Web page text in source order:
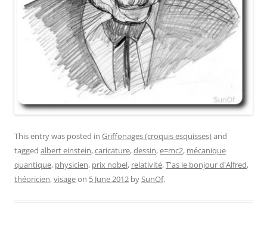
This entry was posted in Griffonages (croquis esquisses)and
tagged albert einstein,caricature,dessin,e=mc2, mécanique
quantique, physicien, prix nobel, relativité,T'as le bonjour d'Alfred,
théoricien,visageon 5 June 2012 by SunOf.